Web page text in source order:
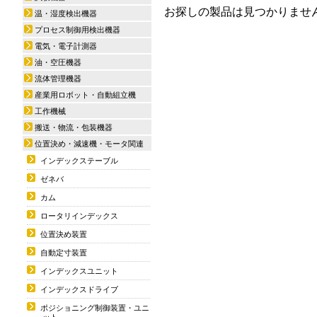
お探しの製品は見つかりませ
温・湿度検出機器
プロセス制御用検出機器
電気・電子計測器
油・空圧機器
流体管理機器
産業用ロボット・自動組立機
工作機械
搬送・物流・包装機器
位置決め・減速機・モータ関連
インデックステーブル
ゼネバ
カム
ロータリインデックス
位置決め装置
自動定寸装置
インデックスユニット
インデックスドライブ
ポジショニング制御装置・ユニ